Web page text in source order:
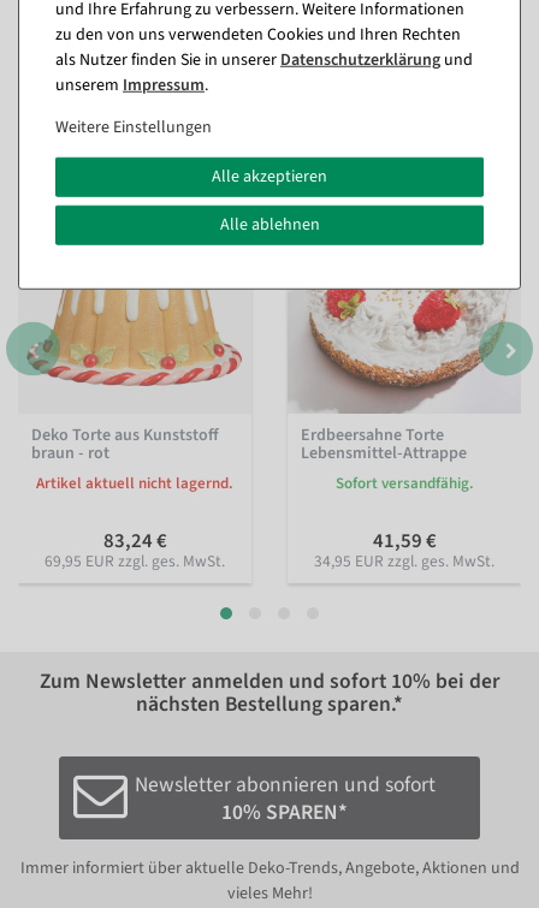
Passende Artikel zu diesem Produkt
Deko Torte aus Kunststoff
braun - rot
Artikel aktuell nicht lagernd.
83,24 €
69,95 EUR zzgl. ges. MwSt.
Erdbeersahne Torte
Lebensmittel-Attrappe
Sofort versandfähig.
41,59 €
34,95 EUR zzgl. ges. MwSt.
Zum Newsletter anmelden und sofort 10% bei der
nächsten Bestellung sparen.*
Newsletter abonnieren und sofort
10% SPAREN*
Immer informiert über aktuelle Deko-Trends, Angebote, Aktionen und
vieles Mehr!
und Ihre Erfahrung zu verbessern. Weitere Informationen
zu den von uns verwendeten Cookies und Ihren Rechten
als Nutzer finden Sie in unsererDaten­schutz­erklärung und
unserem Impressum.
Weitere Einstellungen
Alle akzeptieren
Alle ablehnen